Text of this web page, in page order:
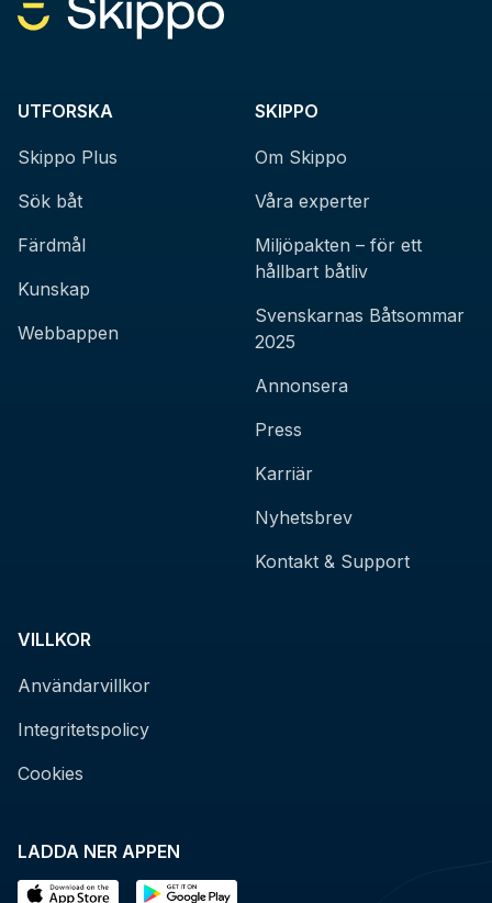
LADDA NER APPEN
UTFORSKA
Skippo Plus
Sök båt
Färdmål
Kunskap
Webbappen
SKIPPO
Om Skippo
Våra experter
Miljöpakten – för ett
hållbart båtliv
Svenskarnas Båtsommar
2025
Annonsera
Press
Karriär
Nyhetsbrev
Kontakt & Support
VILLKOR
Användarvillkor
Integritetspolicy
Cookies